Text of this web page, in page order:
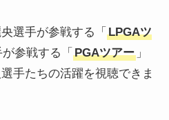
選手が参戦する「 LPGAツ
参戦する「 PGAツアー」
手たちの活躍を視聴できま